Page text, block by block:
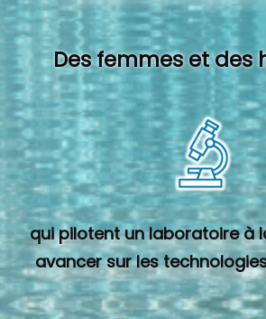
Des femmes et des
qui pilotent un laboratoire à
avancer sur les